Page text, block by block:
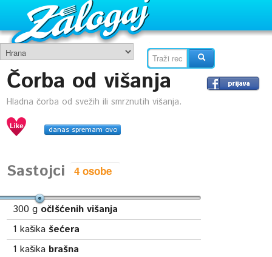
Čorba od višanja
Hladna čorba od svežih ili smrznutih višanja.
danas spremam ovo
Sastojci
300 g očIšćenih višanja
1 kašikašećera
1 kašika brašna